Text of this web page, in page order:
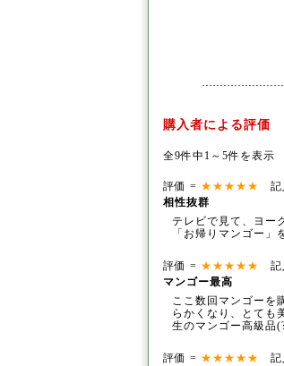
購入者による評価
全9件中1～5件を
評価 = ★★★★★
記
相性抜群
テレビで見て、ヨー
「お帰りマンゴー」
評価 = ★★★★★
記
マンゴー最高
ここ数回マンゴーを
らかくなり、とても
生のマンゴー高級品
評価 = ★★★★★
記